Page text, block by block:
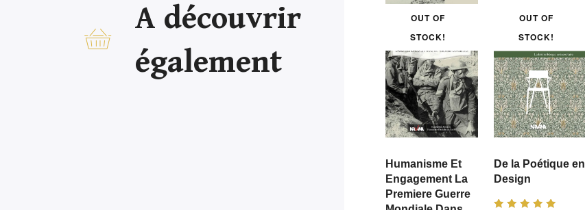
A découvrir
également
OUT OF
STOCK!
Humanisme Et
Engagement La
Premiere Guerre
OUT OF
STOCK!
De la Poétique en
Design